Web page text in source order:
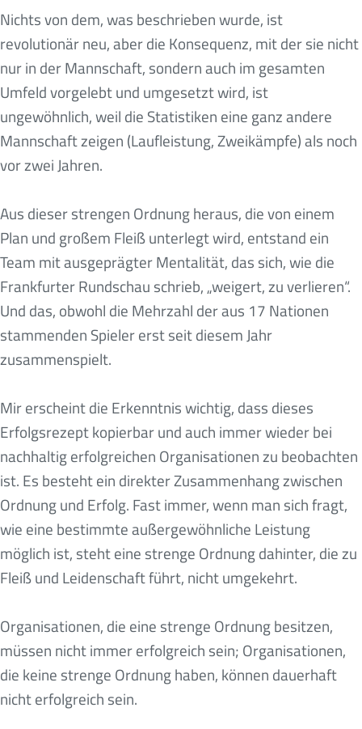
Nichts von dem, was beschrieben wurde, ist
revolutionär neu, aber die Konsequenz, mit der sie nicht
nur in der Mannschaft, sondern auch im gesamten
Umfeld vorgelebt und umgesetzt wird, ist
ungewöhnlich, weil die Statistiken eine ganz andere
Mannschaft zeigen (Laufleistung, Zweikämpfe) als noch
vor zwei Jahren.
Aus dieser strengen Ordnung heraus, die von einem
Plan und großem Fleiß unterlegt wird, entstand ein
Team mit ausgeprägter Mentalität, das sich, wie die
Frankfurter Rundschau schrieb, „weigert, zu verlieren“.
Und das, obwohl die Mehrzahl der aus 17 Nationen
stammenden Spieler erst seit diesem Jahr
zusammenspielt.
Mir erscheint die Erkenntnis wichtig, dass dieses
Erfolgsrezept kopierbar und auch immer wieder bei
nachhaltig erfolgreichen Organisationen zu beobachten
ist. Es besteht ein direkter Zusammenhang zwischen
Ordnung und Erfolg. Fast immer, wenn man sich fragt,
wie eine bestimmte außergewöhnliche Leistung
möglich ist, steht eine strenge Ordnung dahinter, die zu
Fleiß und Leidenschaft führt, nicht umgekehrt.
Organisationen, die eine strenge Ordnung besitzen,
müssen nicht immer erfolgreich sein; Organisationen,
die keine strenge Ordnung haben, können dauerhaft
nicht erfolgreich sein.